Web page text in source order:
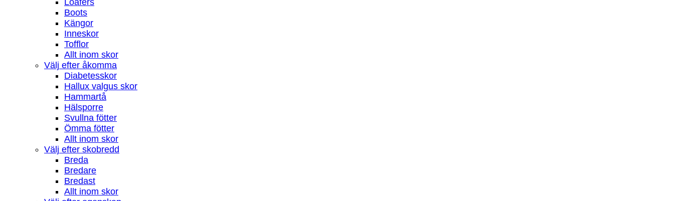
Boots
Kängor
Inneskor
Tofflor
Allt inom skor
Välj efter åkomma
Diabetesskor
Hallux valgus skor
Hammartå
Hälsporre
Svullna fötter
Ömma fötter
Allt inom skor
Välj efter skobredd
Breda
Bredare
Bredast
Allt inom skor